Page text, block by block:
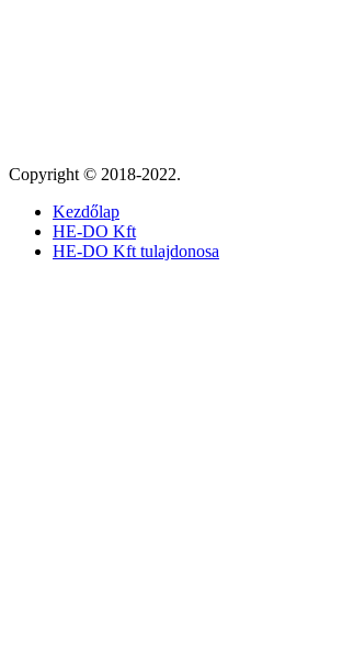
Copyright © 2018-2022.
Kezdőlap
HE-DO Kft
HE-DO Kft tulajdonosa